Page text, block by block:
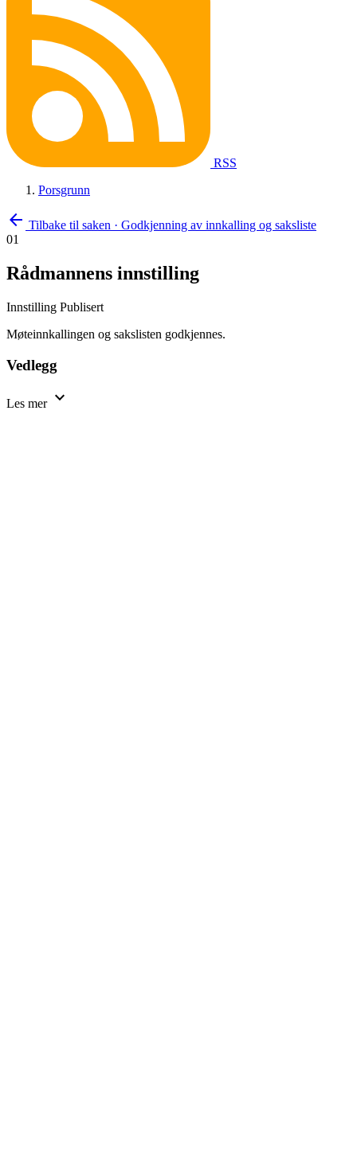
RSS
Porsgrunn
arrow_back Tilbake til saken · Godkjenning av innkalling og saksliste
01
Rådmannens innstilling
Innstilling Publisert
Møteinnkallingen og sakslisten godkjennes.
Vedlegg
Les mer expand_more